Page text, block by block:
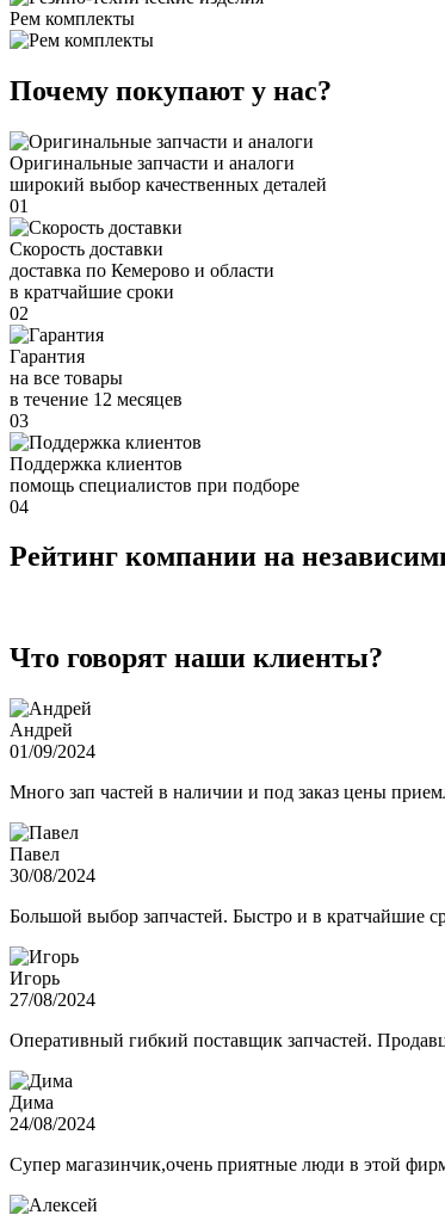
Рем комплекты
Почему покупают у нас?
Оригинальные запчасти и аналоги
широкий выбор качественных деталей
01
Скорость доставки
доставка по Кемерово и области
в кратчайшие сроки
02
Гарантия
на все товары
в течение 12 месяцев
03
Поддержка клиентов
помощь специалистов при подборе
04
Рейтинг компании на
Что говорят наши клиенты?
Андрей
01/09/2024
Много зап частей в наличии и под заказ цены
Павел
30/08/2024
Большой выбор запчастей. Быстро и в кратчайшие
Игорь
27/08/2024
Оперативный гибкий поставщик запчастей.
Дима
24/08/2024
Супер магазинчик,очень приятные люди в этой